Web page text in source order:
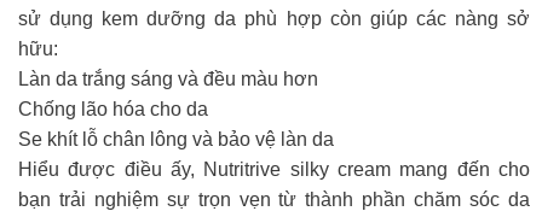
sử dụng kem dưỡng da phù hợp còn giúp các nàng sở
hữu:
Làn da trắng sáng và đều màu hơn
Chống lão hóa cho da
Se khít lỗ chân lông và bảo vệ làn da
Hiểu được điều ấy, Nutritrive silky cream mang đến cho
bạn trải nghiệm sự trọn vẹn từ thành phần chăm sóc da